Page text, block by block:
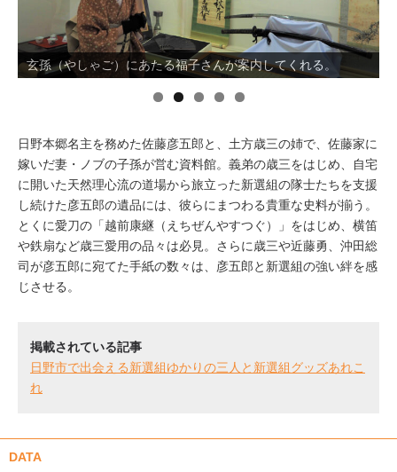
おしらせ
玄孫（やしゃご）にあたる福子さんが案内してくれる。
日野本郷名主を務めた佐藤彦五郎と、土方歳三の姉で、佐藤家に
嫁いだ妻・ノブの子孫が営む資料館。義弟の歳三をはじめ、自宅
に開いた天然理心流の道場から旅立った新選組の隊士たちを支援
し続けた彦五郎の遺品には、彼らにまつわる貴重な史料が揃う。
とくに愛刀の「越前康継（えちぜんやすつぐ）」をはじめ、横笛
や鉄扇など歳三愛用の品々は必見。さらに歳三や近藤勇、沖田総
司が彦五郎に宛てた手紙の数々は、彦五郎と新選組の強い絆を感
じさせる。
掲載されている記事
日野市で出会える新選組ゆかりの三人と新選組グッズあれこ
れ
DATA